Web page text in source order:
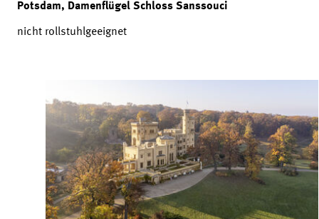
Potsdam, Damenflügel Schloss Sanssouci
nicht rollstuhlgeeignet